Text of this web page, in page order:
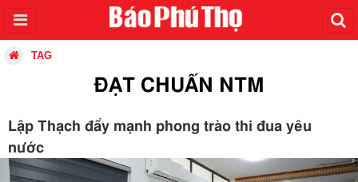
TAG
ĐẠT CHUẨN NTM
Lập Thạch đẩy mạnh phong trào thi đua yêu
nước